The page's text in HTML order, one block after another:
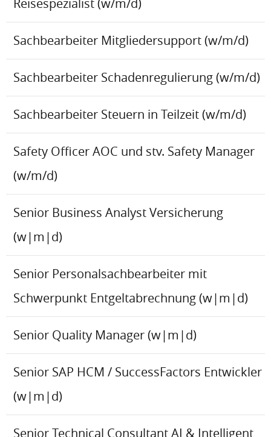
Reisespezialist (w/m/d)
Sachbearbeiter Mitgliedersupport (w/m/d)
Sachbearbeiter Schadenregulierung (w/m/d)
Sachbearbeiter Steuern in Teilzeit (w/m/d)
Safety Officer AOC und stv. Safety Manager
(w/m/d)
Senior Business Analyst Versicherung
(w|m|d)
Senior Personalsachbearbeiter mit
Schwerpunkt Entgeltabrechnung (w|m|d)
Senior Quality Manager (w|m|d)
Senior SAP HCM / SuccessFactors Entwickler
(w|m|d)
Senior Technical Consultant AI & Intelligent